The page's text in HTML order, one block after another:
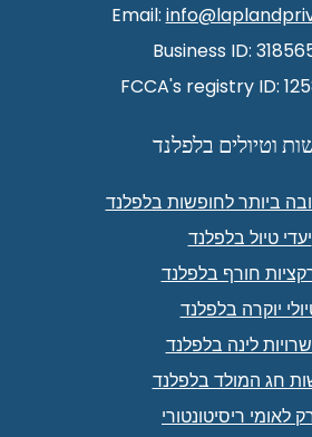
Email:
Business ID:
FCCA's registry ID:
וטיולים בלפלנד
ביותר לחופשות בלפלנד
יעדי טיול בלפלנד
חורף בלפלנד
יוקרה בלפלנד
לינה בלפלנד
חג המולד בלפלנד
לאומי ריסיטונטורי